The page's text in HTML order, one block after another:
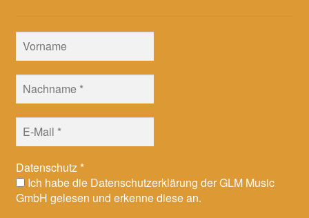
Datenschutz*
Ich habe die Datenschutzerklärung der GLM Music
GmbH gelesen und erkenne diese an.